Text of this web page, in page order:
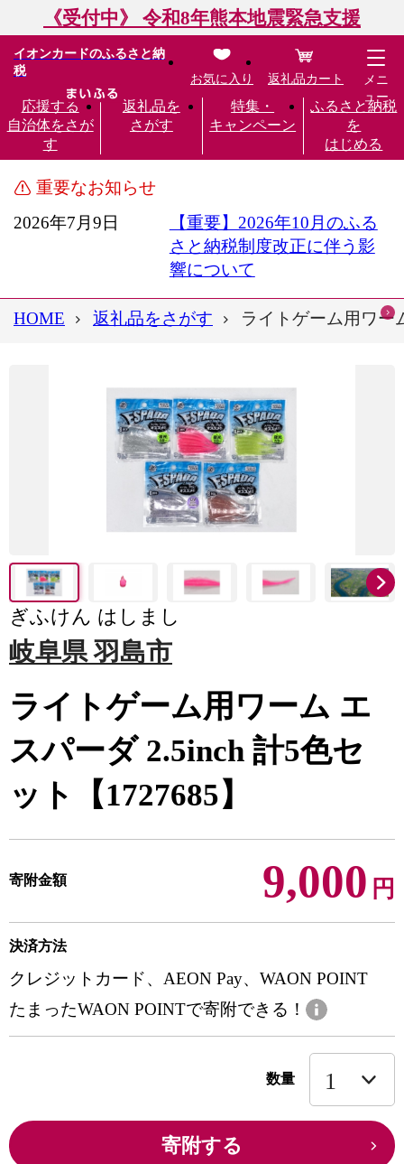
《受付中》 令和8年熊本地震緊急支援
イオンカードのふるさと納
税
応援する
自治体をさが
す
返礼品を
さがす
特集・
キャンペーン
ふるさと納税
を
はじめる
お気に入り 返礼品カート
メニ
ュー
重要なお知らせ
2026年7月9日
【重要】2026年10月のふる
さと納税制度改正に伴う影
響について
HOME 返礼品をさがす ライトゲーム用ワー
ぎふけん はしまし
岐阜県 羽島市
ライトゲーム用ワーム エ
スパーダ 2.5inch 計5色セ
ット【1727685】
寄附金額 9,000 円
決済方法
クレジットカード、AEON Pay、WAON POINT
たまったWAON POINTで寄附できる！
数量
寄附する